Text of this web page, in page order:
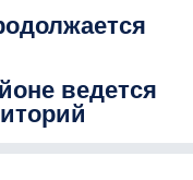
ведется